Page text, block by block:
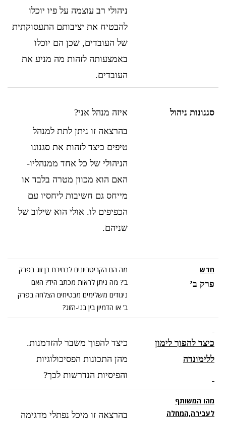
ניהולי רב עוצמה על פיו יוכלו
להבטיח את יציבותם התעסוקתית
של העובדים, שכן הם יוכלו
באמצעותה לזהות מה מניע את
העובדים.
סגנונות ניהול
איזה מנהל אני?
בהרצאה זו ניתן לתת למנהל
טיפים כיצד לזהות את סגנונו
הניהולי של כל אחד ממנהליו-
האם הוא מכוון מטרה בלבד או
מייחס גם חשיבות ליחסיו עם
הכפיפים לו. אולי הוא שילוב של
שניהם.
חדש
פרק ב’
מה הם הקריטריונים לבחירת בן זוג בפרק
ב’? מה ניתן לראות מכתב היד? האם
ניגודים משלימים מבטיחים הצלחה בפרק
ב’ או הדמיון בין בני-הזוג?
כיצד להפוך לימון
ללימונדה
כיצד להפוך משבר להזדמנות.
מהן התכונות הפסיכולוגיות
והפיסיות הנדרשות לכך?
מהו המשותף
לעבירה,המחלה
בהרצאה זו מיכל נפתלי מדגימה